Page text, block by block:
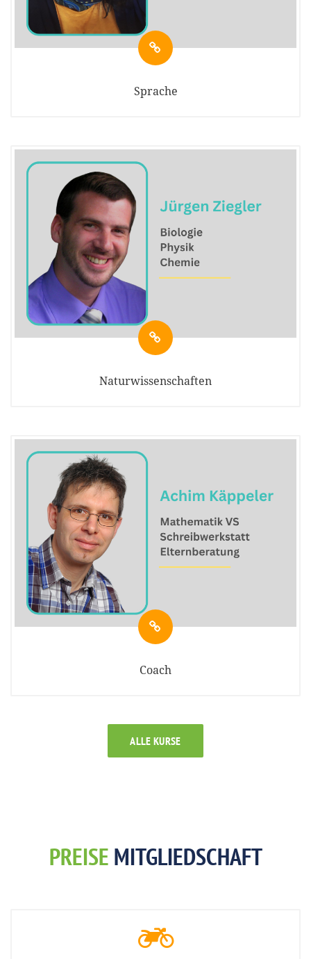
Sprache
Naturwissenschaften
Coach
ALLE KURSE
PREISE MITGLIEDSCHAFT